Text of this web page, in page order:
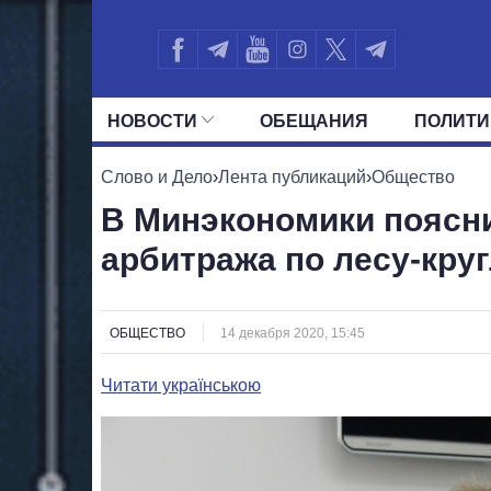
НОВОСТИ ОБЕЩАНИЯ
ВСЕ ПОЛИТИКИ ПРЕЗИДЕНТ И
Слово и Дело›Лента публикаций›Общество
В Минэкономики
арбитража по лесу-
ОБЩЕСТВО 14 декабря 2020, 15:45
Читати українською